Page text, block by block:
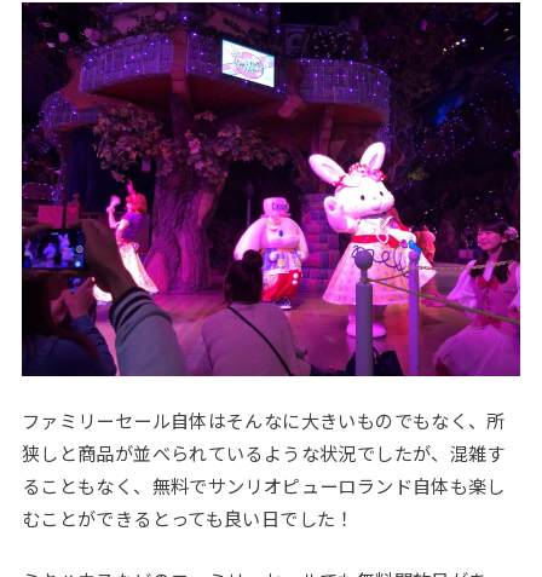
ファミリーセール自体はそんなに大きいものでもなく、所
狭しと商品が並べられているような状況でしたが、混雑す
ることもなく、無料でサンリオピューロランド自体も楽し
むことができるとっても良い日でした！